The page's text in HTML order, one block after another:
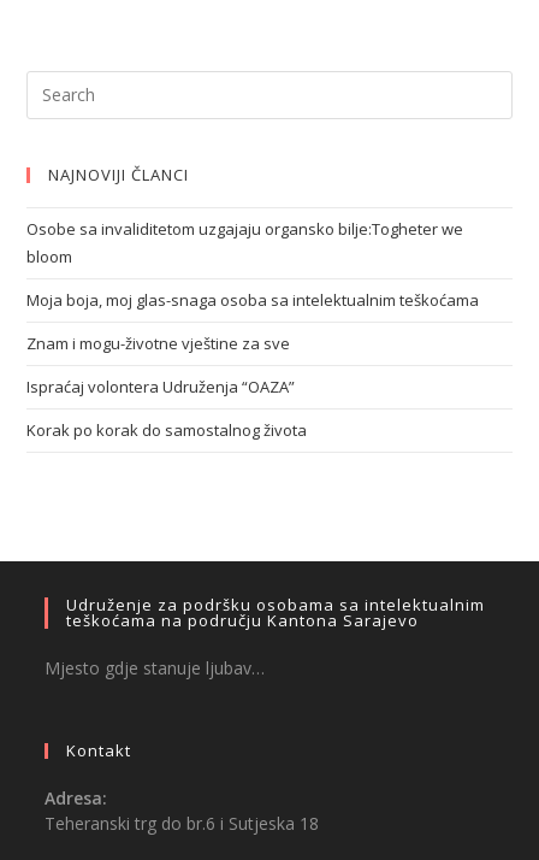
NAJNOVIJI ČLANCI
Osobe sa invaliditetom uzgajaju organsko bilje:Togheter we
bloom
Moja boja, moj glas-snaga osoba sa intelektualnim teškoćama
Znam i mogu-životne vještine za sve
Ispraćaj volontera Udruženja “OAZA”
Korak po korak do samostalnog života
Udruženje za podršku osobama sa intelektualnim
teškoćama na području Kantona Sarajevo
Mjesto gdje stanuje ljubav…
Kontakt
Adresa:
Teheranski trg do br.6 i Sutjeska 18